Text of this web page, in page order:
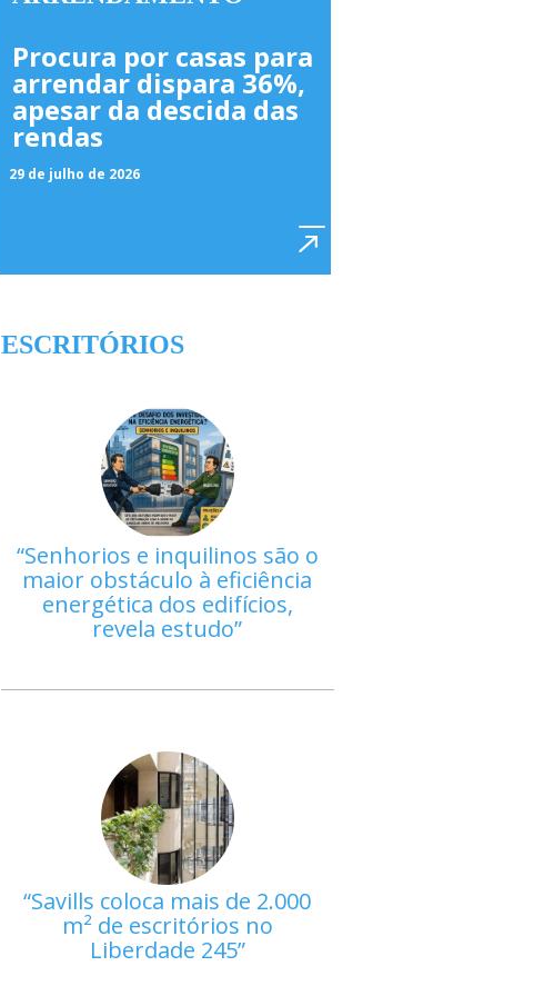
Procura por casas para
arrendar dispara 36%,
apesar da descida das
rendas
29 de julho de 2026
ESCRITÓRIOS
Senhorios e inquilinos são o
maior obstáculo à eficiência
energética dos edifícios,
revela estudo
Savills coloca mais de 2.000
m² de escritórios no
Liberdade 245